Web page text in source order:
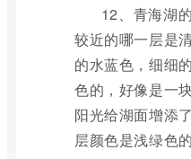
12、青海湖
较近的哪一层是
的水蓝色，细细
色的，好像是一
阳光给湖面增添
层颜色是浅绿色